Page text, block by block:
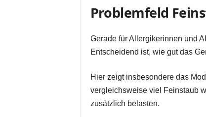
Problemfeld
Gerade für Allergikerinnen und
Entscheidend ist, wie gut das
Hier zeigt insbesondere das
vergleichsweise viel Feinstaub
zusätzlich belasten.